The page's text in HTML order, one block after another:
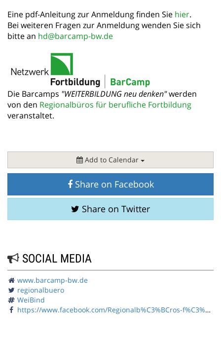
Eine pdf-Anleitung zur Anmeldung finden Sie hier.
Bei weiteren Fragen zur Anmeldung wenden Sie sich
bitte an hd@barcamp-bw.de
Die Barcamps "WEITERBILDUNG neu denken"werden
von den Regionalbüros für berufliche Fortbildung
veranstaltet.
Add to Calendar
Share on Facebook
Share on Twitter
SOCIAL MEDIA
www.barcamp-bw.de
regionalbuero
WeiBind
https://www.facebook.com/Regionalb%C3%BCros-f%C3%BCr-berufliche-Fortbildung-889291477789205/